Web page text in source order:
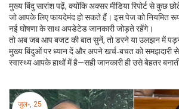
मुख्य बिंदु सारांश पढ़ें, क्योंकि अक्सर मीडिया रिपोर्ट से कुछ
जो आपके लिए फायदेमंद हो सकते हैं। इस पेज को नियमित
नई घोषणा के साथ अपडेटेड जानकारी जोड़ते रहेंगे।
तो अब जब आप बजट की बात सुनें, तो डरने या उलझन में
मुख्य बिंदुओं पर ध्यान दें और अपने खर्च‑बचत को समझदारी
स्वास्थ्य आपके हाथों में है—सही जानकारी ही उसे बेहतर
जुल॰, 25